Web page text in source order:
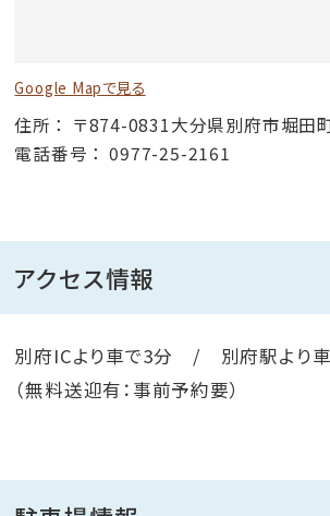
Google Mapで見る
住所
〒874-0831大分県別府市堀田
電話番号
0977-25-2161
アクセス情報
別府ICより車で3分 / 別府駅より車
（無料送迎有：事前予約要）